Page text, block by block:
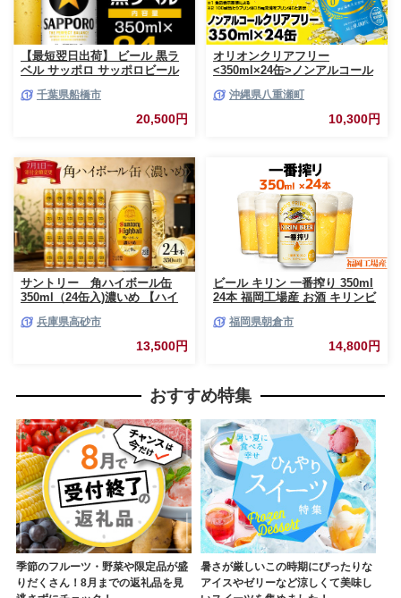
【最短翌日出荷】 ビール 黒ラ
ベル サッポロ サッポロビール
箱 おすすめ 人気 ギフト 贈答
千葉県船橋市
20,500円
オリオンクリアフリー
<350ml×24缶>ノンアルコール
ン クリア フリー プリン体ゼロ
糖質ゼロ カロリーゼロ 爽快な
うまさ 炭酸 350ml 24缶 スッキ
沖縄県八重瀬町
10,300円
サントリー 角ハイボール缶
350ml（24缶入)濃いめ 【ハイ
庫県 高砂市 ふるさと納税】
兵庫県高砂市
13,500円
ビール キリン 一番搾り 350ml
24本 福岡工場産 お酒 キリンビ
内祝い ケース 一番搾り麦汁 麦
100％ すみきった味わい
福岡県朝倉市
14,800円
おすすめ特集
季節のフルーツ・野菜や限定品が盛
りだくさん！8月までの返礼品を見
暑さが厳しいこの時期にぴったりな
アイスやゼリーなど涼しくて美味し